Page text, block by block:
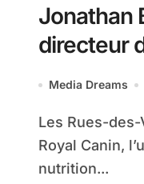
Jonathan
directeur
de Les
Media Dreams
Les Rues-des-Vignes, le 15 juillet 2026.
Royal Canin,
nutrition...